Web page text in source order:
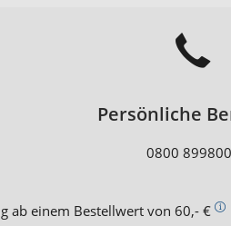
Persönliche
0800
ab einem Bestellwert von 60,- €